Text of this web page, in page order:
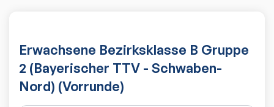
Erwachsene Bezirksklasse B Gruppe
2 (Bayerischer TTV - Schwaben-
Nord) (Vorrunde)